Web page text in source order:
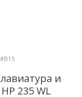
и
235 WL